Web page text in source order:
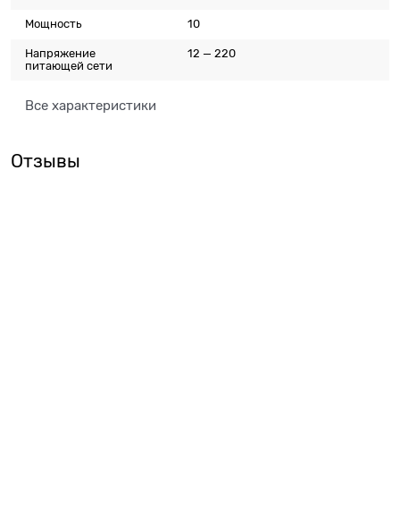
Мощность 10
Напряжение
питающей сети
12 — 220
Все характеристики
Отзывы